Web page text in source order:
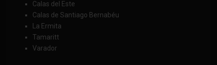
Calas del Este
Calas de Santiago Bernabéu
La Ermita
Tamaritt
Varador